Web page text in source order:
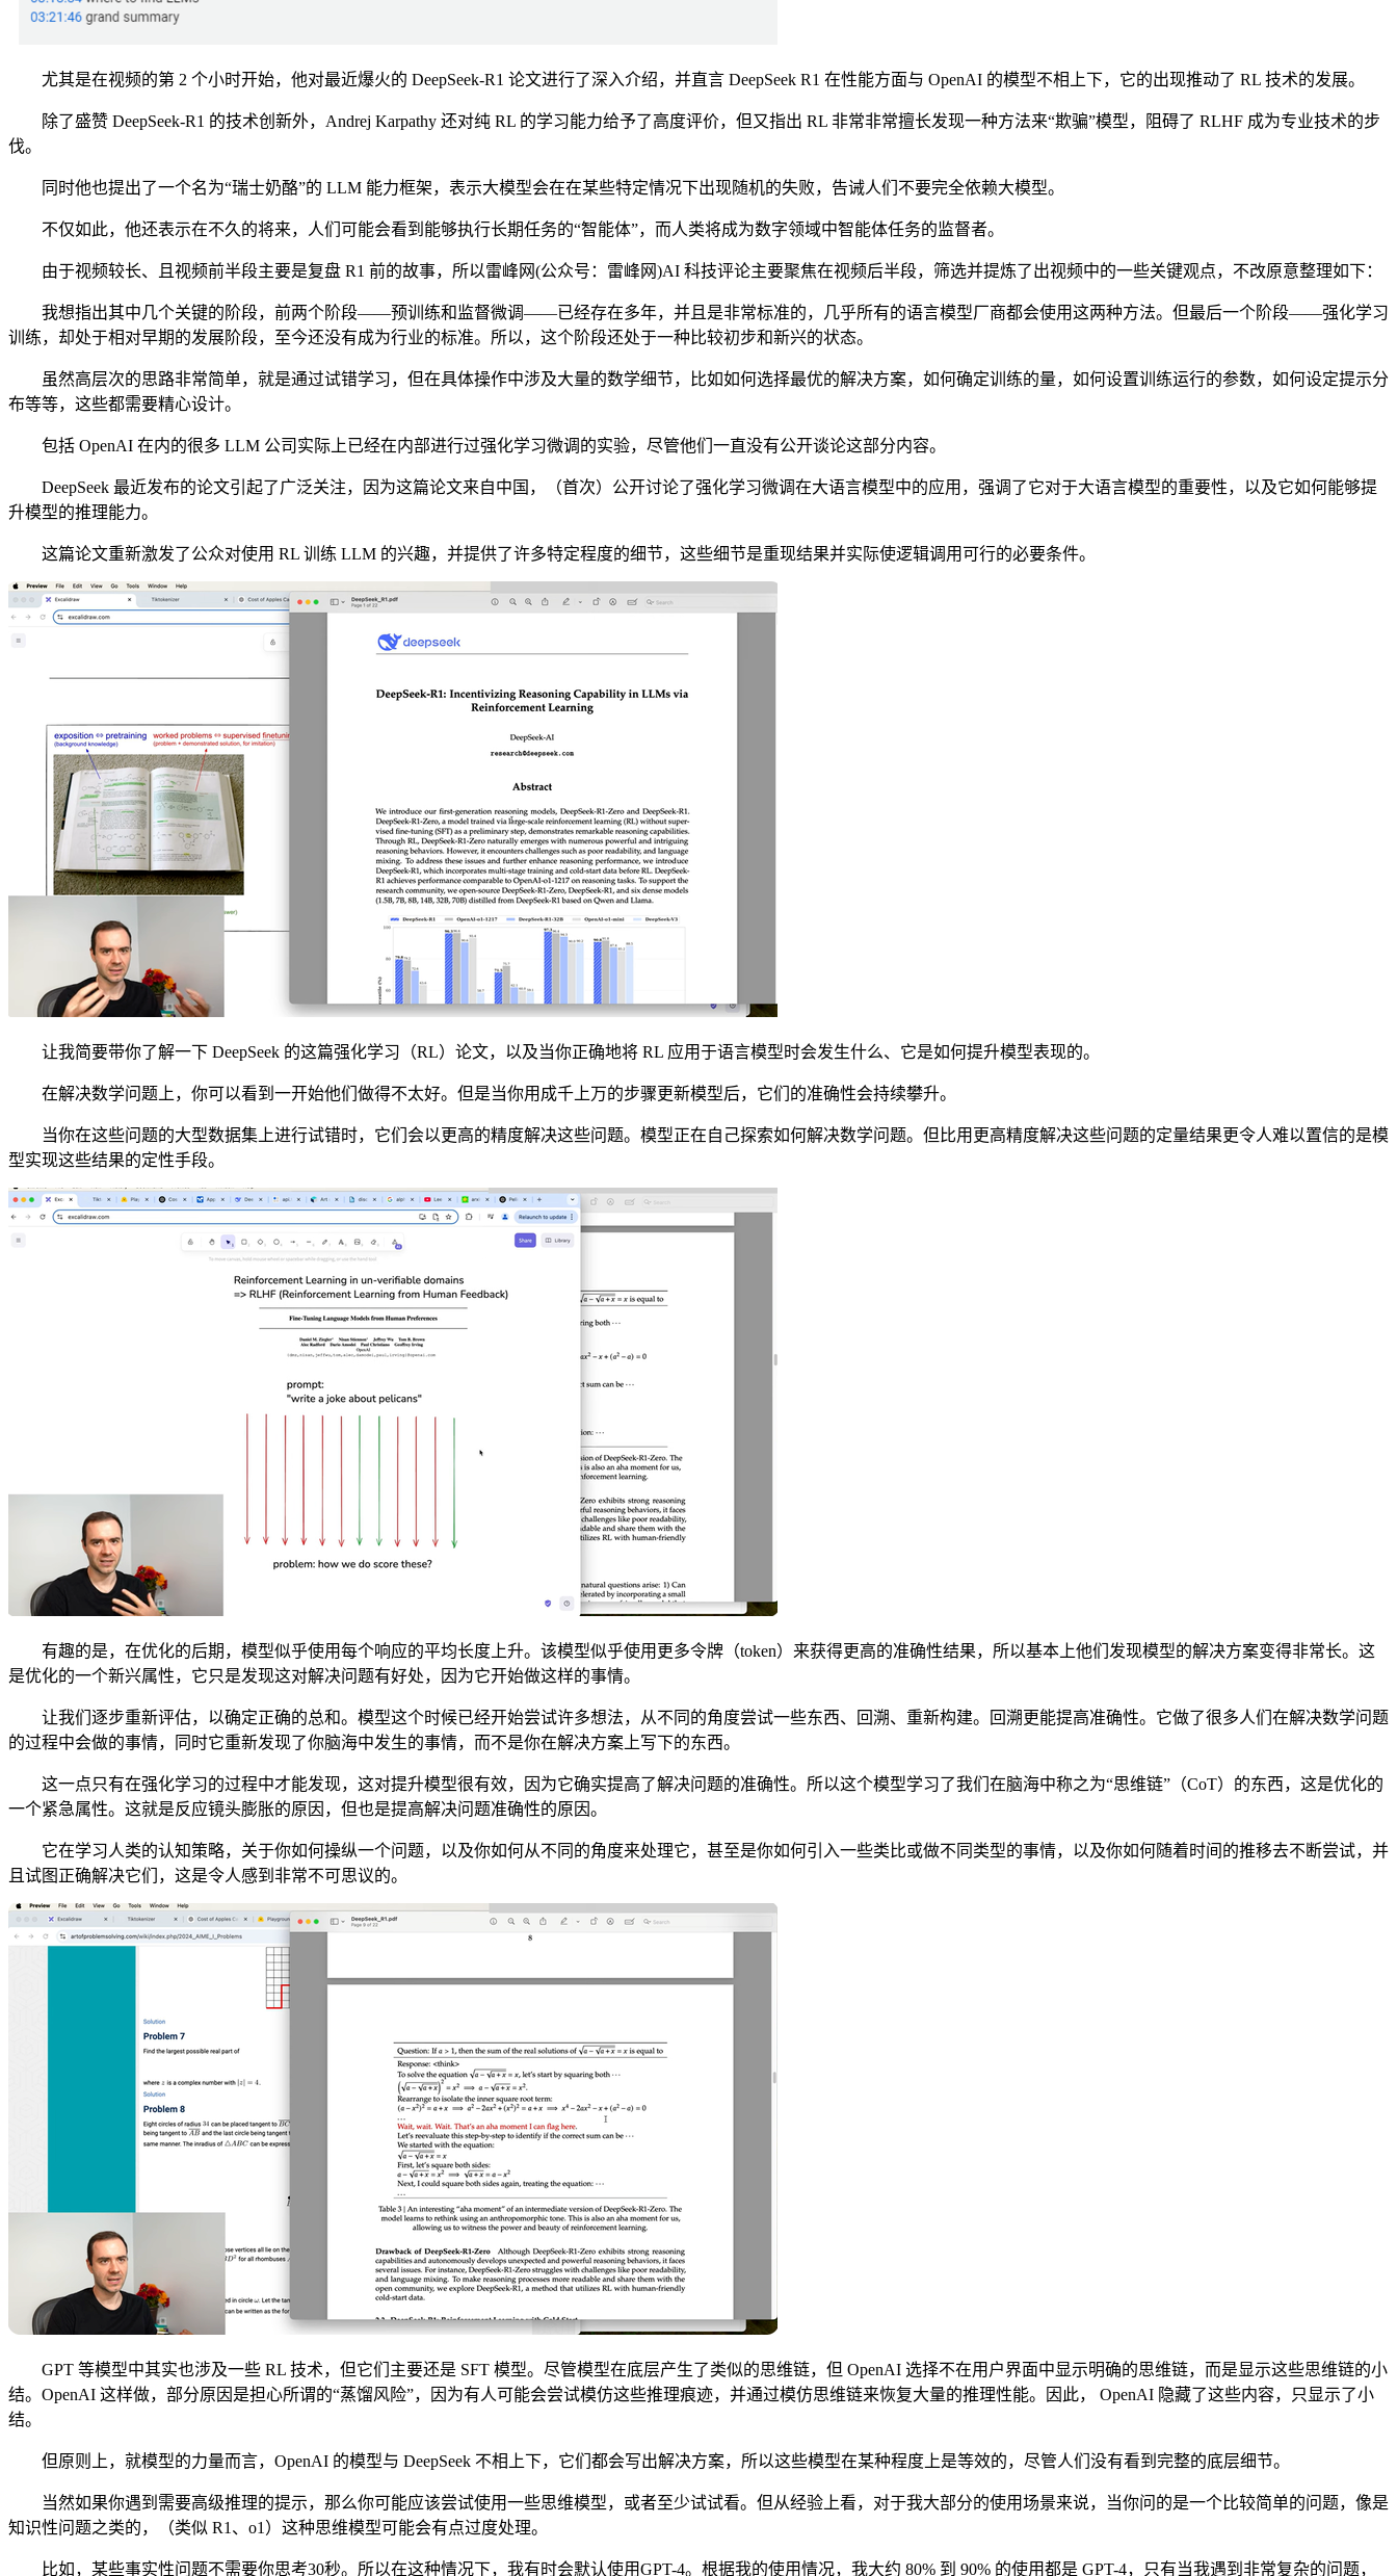
尤其是在视频的第 2 个小时开始，他对最近爆火的 DeepSeek-R1 论文进行了深入介绍，并直言 DeepSeek R1 在性能方面与 OpenAI 的模型不相上下，它的出现推动了 RL 技术的发展。
除了盛赞 DeepSeek-R1 的技术创新外，Andrej Karpathy 还对纯 RL 的学习能力给予了高度评价，但又指出 RL 非常非常擅长发现一种方法来“欺骗”模型，阻碍了 RLHF 成为专业技术的步
伐。
同时他也提出了一个名为“瑞士奶酪”的 LLM 能力框架，表示大模型会在在某些特定情况下出现随机的失败，告诫人们不要完全依赖大模型。
不仅如此，他还表示在不久的将来，人们可能会看到能够执行长期任务的“智能体”，而人类将成为数字领域中智能体任务的监督者。
由于视频较长、且视频前半段主要是复盘 R1 前的故事，所以雷峰网(公众号：雷峰网)AI 科技评论主要聚焦在视频后半段，筛选并提炼了出视频中的一些关键观点，不改原意整理如下：
我想指出其中几个关键的阶段，前两个阶段——预训练和监督微调——已经存在多年，并且是非常标准的，几乎所有的语言模型厂商都会使用这两种方法。但最后一个阶段——强化学习
训练，却处于相对早期的发展阶段，至今还没有成为行业的标准。所以，这个阶段还处于一种比较初步和新兴的状态。
虽然高层次的思路非常简单，就是通过试错学习，但在具体操作中涉及大量的数学细节，比如如何选择最优的解决方案，如何确定训练的量，如何设置训练运行的参数，如何设定提示分
布等等，这些都需要精心设计。
包括 OpenAI 在内的很多 LLM 公司实际上已经在内部进行过强化学习微调的实验，尽管他们一直没有公开谈论这部分内容。
DeepSeek 最近发布的论文引起了广泛关注，因为这篇论文来自中国，（首次）公开讨论了强化学习微调在大语言模型中的应用，强调了它对于大语言模型的重要性，以及它如何能够提
升模型的推理能力。
这篇论文重新激发了公众对使用 RL 训练 LLM 的兴趣，并提供了许多特定程度的细节，这些细节是重现结果并实际使逻辑调用可行的必要条件。
让我简要带你了解一下 DeepSeek 的这篇强化学习（RL）论文，以及当你正确地将 RL 应用于语言模型时会发生什么、它是如何提升模型表现的。
在解决数学问题上，你可以看到一开始他们做得不太好。但是当你用成千上万的步骤更新模型后，它们的准确性会持续攀升。
当你在这些问题的大型数据集上进行试错时，它们会以更高的精度解决这些问题。模型正在自己探索如何解决数学问题。但比用更高精度解决这些问题的定量结果更令人难以置信的是模
型实现这些结果的定性手段。
有趣的是，在优化的后期，模型似乎使用每个响应的平均长度上升。该模型似乎使用更多令牌（token）来获得更高的准确性结果，所以基本上他们发现模型的解决方案变得非常长。这
是优化的一个新兴属性，它只是发现这对解决问题有好处，因为它开始做这样的事情。
让我们逐步重新评估，以确定正确的总和。模型这个时候已经开始尝试许多想法，从不同的角度尝试一些东西、回溯、重新构建。回溯更能提高准确性。它做了很多人们在解决数学问题
的过程中会做的事情，同时它重新发现了你脑海中发生的事情，而不是你在解决方案上写下的东西。
这一点只有在强化学习的过程中才能发现，这对提升模型很有效，因为它确实提高了解决问题的准确性。所以这个模型学习了我们在脑海中称之为“思维链”（CoT）的东西，这是优化的
一个紧急属性。这就是反应镜头膨胀的原因，但也是提高解决问题准确性的原因。
它在学习人类的认知策略，关于你如何操纵一个问题，以及你如何从不同的角度来处理它，甚至是你如何引入一些类比或做不同类型的事情，以及你如何随着时间的推移去不断尝试，并
且试图正确解决它们，这是令人感到非常不可思议的。
GPT 等模型中其实也涉及一些 RL 技术，但它们主要还是 SFT 模型。尽管模型在底层产生了类似的思维链，但 OpenAI 选择不在用户界面中显示明确的思维链，而是显示这些思维链的小
结。OpenAI 这样做，部分原因是担心所谓的“蒸馏风险”，因为有人可能会尝试模仿这些推理痕迹，并通过模仿思维链来恢复大量的推理性能。因此， OpenAI 隐藏了这些内容，只显示了小
结。
但原则上，就模型的力量而言，OpenAI 的模型与 DeepSeek 不相上下，它们都会写出解决方案，所以这些模型在某种程度上是等效的，尽管人们没有看到完整的底层细节。
当然如果你遇到需要高级推理的提示，那么你可能应该尝试使用一些思维模型，或者至少试试看。但从经验上看，对于我大部分的使用场景来说，当你问的是一个比较简单的问题，像是
知识性问题之类的，（类似 R1、o1）这种思维模型可能会有点过度处理。
比如，某些事实性问题不需要你思考30秒。所以在这种情况下，我有时会默认使用GPT-4。根据我的使用情况，我大约 80% 到 90% 的使用都是 GPT-4，只有当我遇到非常复杂的问题，